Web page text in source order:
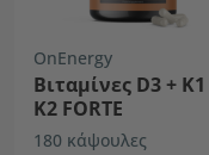
OnEnergy
Βιταμίνες D3 +
K2 FORTE
180 κάψουλες